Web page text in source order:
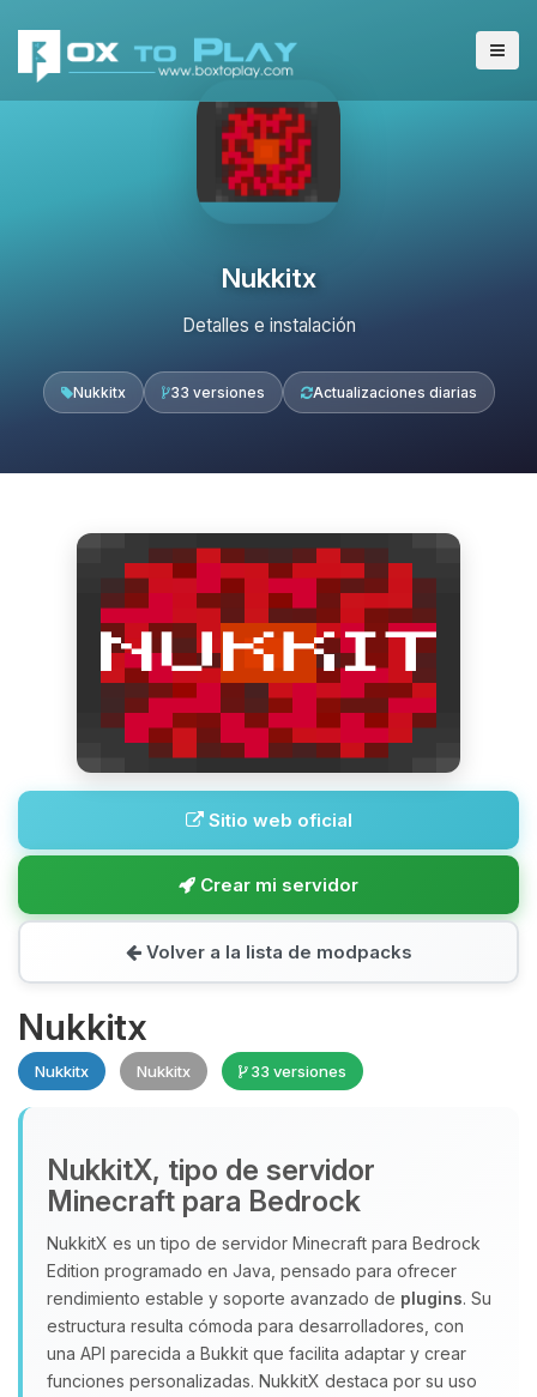
Nukkitx
Detalles e instalación
Nukkitx 33 versiones Actualizaciones diarias
Sitio web oficial
Crear mi servidor
Volver a la lista de modpacks
Nukkitx
Nukkitx Nukkitx 33 versiones
NukkitX, tipo de servidor
Minecraft para Bedrock
NukkitX es un tipo de servidor Minecraft para Bedrock
Edition programado en Java, pensado para ofrecer
rendimiento estable y soporte avanzado de plugins. Su
estructura resulta cómoda para desarrolladores, con
una API parecida a Bukkit que facilita adaptar y crear
funciones personalizadas. NukkitX destaca por su uso
Yupi, por fin alguien con quien
hablar! Soy Choupy, tu pequeno
asistente de BoxToPlay. Cuentame
que necesitas y moveré mis
pequenos circuitos para ayudarte.